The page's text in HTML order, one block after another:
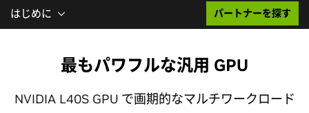
はじめに パートナーを探す
最もパワフルな汎用 GPU
NVIDIA L40S GPU で画期的なマルチワークロード